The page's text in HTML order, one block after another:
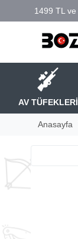
AV TÜFEKLERİ
Anasayfa